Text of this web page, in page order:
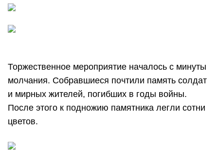
Торжественное мероприятие началось с минуты
молчания. Собравшиеся почтили память солдат
и мирных жителей, погибших в годы войны.
После этого к подножию памятника легли сотни
цветов.